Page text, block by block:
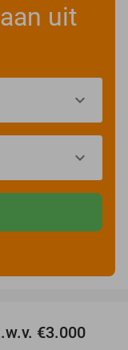
uit
€3.000